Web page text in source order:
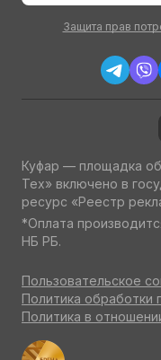
Защита прав
Куфар — площадка
Тех» включено в
ресурс «Реестр
*Оплата
НБ РБ.
Пользовательское
Политика обработки
Политика в